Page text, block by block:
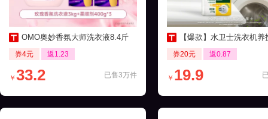
OMO奥妙香氛大师洗衣液8.4斤
券4元 返1.23
已售3万件
￥ 33.2
【爆款】水卫士洗衣机养护液
券20元 返0.87
￥ 19.9